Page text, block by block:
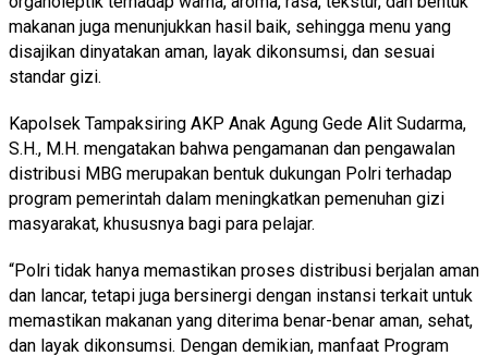
makanan juga menunjukkan hasil baik, sehingga menu yang
disajikan dinyatakan aman, layak dikonsumsi, dan sesuai
standar gizi.
Kapolsek Tampaksiring AKP Anak Agung Gede Alit Sudarma,
S.H., M.H. mengatakan bahwa pengamanan dan pengawalan
distribusi MBG merupakan bentuk dukungan Polri terhadap
program pemerintah dalam meningkatkan pemenuhan gizi
masyarakat, khususnya bagi para pelajar.
“Polri tidak hanya memastikan proses distribusi berjalan aman
dan lancar, tetapi juga bersinergi dengan instansi terkait untuk
memastikan makanan yang diterima benar-benar aman, sehat,
dan layak dikonsumsi. Dengan demikian, manfaat Program